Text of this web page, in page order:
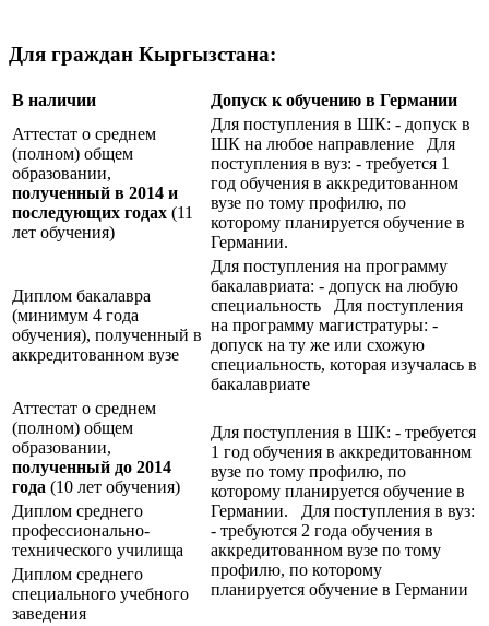
Для граждан Кыргызстана:
В наличии
Допуск к обучению в Германии
Аттестат о среднем
(полном) общем
образовании,
полученный в 2014 и
последующих годах (11
лет обучения)
Для поступления в ШК: - допуск в
ШК на любое направление Для
поступления в вуз: - требуется 1
год обучения в аккредитованном
вузе по тому профилю, по
которому планируется обучение в
Германии.
Диплом бакалавра
(минимум 4 года
обучения), полученный в
аккредитованном вузе
Для поступления на программу
бакалавриата: - допуск на любую
специальность Для поступления
на программу магистратуры: -
допуск на ту же или схожую
специальность, которая изучалась в
бакалавриате
Аттестат о среднем
(полном) общем
образовании,
полученный до 2014
года (10 лет обучения)
Для поступления в ШК: - требуется
1 год обучения в аккредитованном
вузе по тому профилю, по
которому планируется обучение в
Германии. Для поступления в вуз:
- требуются 2 года обучения в
аккредитованном вузе по тому
профилю, по которому
планируется обучение в Германии
Диплом среднего
профессионально-
технического училища
Диплом среднего
специального учебного
заведения